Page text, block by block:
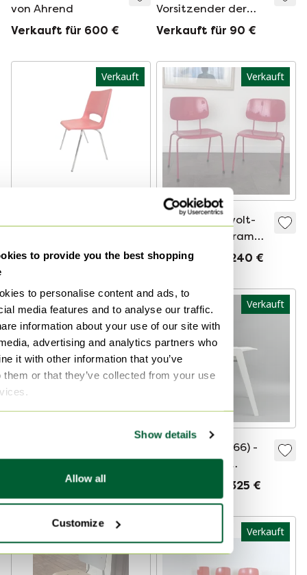
to provide you the best shopping
to personalise content and ads, to
media features and to analyse our traffic.
information about your use of our site with
advertising and analytics partners who
it with other information that you’ve
them or that they’ve collected from your use
Show details
Allow all
Customize
von Ahrend
Verkauft für 600 €
Vorsitzender der
Revolte
Verkauft für 90 €
Verkauft
de Cirkel –
Verkauft für 115 €
Verkauft
2 rote FKS Revolt-
Stühle, Friso Kramer,
Ahrend 1997
Verkauft für 240 €
Verkauft
Ahrend
(Schreibtisch) Stuhl
Verkauft für 270 €
Verkauft
Ineke Hans (1966) -
Ahrend 380 -
Signiert - Frühe
Ausgabe - Royal
Verkauft für 325 €
Verkauft Verkauft